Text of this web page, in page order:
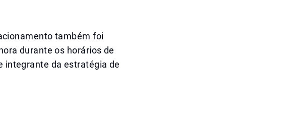
também foi
durante os horários de
integrante da estratégia de